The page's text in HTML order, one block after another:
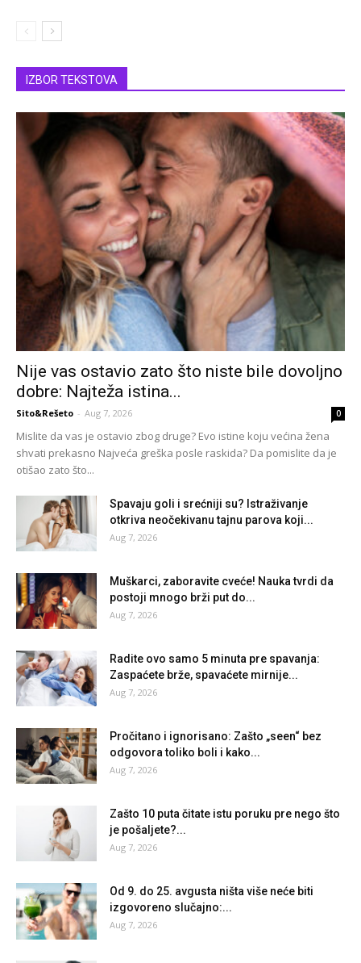
IZBOR TEKSTOVA
Nije vas ostavio zato što niste bile dovoljno
dobre: Najteža istina...
Sito&Rešeto - Aug 7, 2026 0
Mislite da vas je ostavio zbog druge? Evo istine koju većina žena
shvati prekasno Najveća greška posle raskida? Da pomislite da je
otišao zato što...
Spavaju goli i srećniji su? Istraživanje
otkriva neočekivanu tajnu parova koji...
Aug 7, 2026
Muškarci, zaboravite cveće! Nauka tvrdi da
postoji mnogo brži put do...
Aug 7, 2026
Radite ovo samo 5 minuta pre spavanja:
Zaspaćete brže, spavaćete mirnije...
Aug 7, 2026
Pročitano i ignorisano: Zašto „seen“ bez
odgovora toliko boli i kako...
Aug 7, 2026
Zašto 10 puta čitate istu poruku pre nego što
je pošaljete?...
Aug 7, 2026
Od 9. do 25. avgusta ništa više neće biti
izgovoreno slučajno:...
Aug 7, 2026